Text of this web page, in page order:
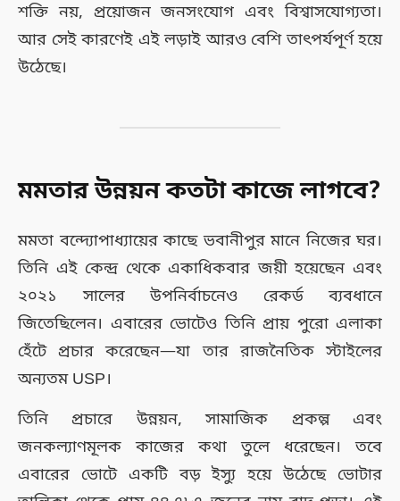
শক্তি নয়, প্রয়োজন জনসংযোগ এবং বিশ্বাসযোগ্যতা।
আর সেই কারণেই এই লড়াই আরও বেশি তাৎপর্যপূর্ণ হয়ে
উঠেছে।
মমতার উন্নয়ন কতটা কাজে লাগবে?
মমতা বন্দ্যোপাধ্যায়ের কাছে ভবানীপুর মানে নিজের ঘর।
তিনি এই কেন্দ্র থেকে একাধিকবার জয়ী হয়েছেন এবং
২০২১ সালের উপনির্বাচনেও রেকর্ড ব্যবধানে
জিতেছিলেন। এবারের ভোটেও তিনি প্রায় পুরো এলাকা
হেঁটে প্রচার করেছেন—যা তার রাজনৈতিক স্টাইলের
অন্যতম USP।
তিনি প্রচারে উন্নয়ন, সামাজিক প্রকল্প এবং
জনকল্যাণমূলক কাজের কথা তুলে ধরেছেন। তবে
এবারের ভোটে একটি বড় ইস্যু হয়ে উঠেছে ভোটার